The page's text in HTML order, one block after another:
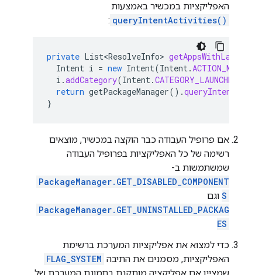
האפליקציות במכשיר באמצעות
queryIntentActivities()
:
private List<ResolveInfo> getAppsWithLauncher
Intent i = new Intent(Intent.ACTION_MAIN
i .addCategory(Intent.CATEGORY_LAUNCHER
return getPackageManager().
}
אם פרופיל העבודה כבר הוקצה במכשיר, מוצאים
רשימה של כל האפליקציות בפרופיל העבודה
שמשתמשות ב-
PackageManager.GET_DISABLED_COMPONENT
S וגם
PackageManager.GET_UNINSTALLED_PACKAG
ES
כדי למצוא את אפליקציות המערכת ברשימת
האפליקציות, מסמנים את התיבה FLAG_SYSTEM